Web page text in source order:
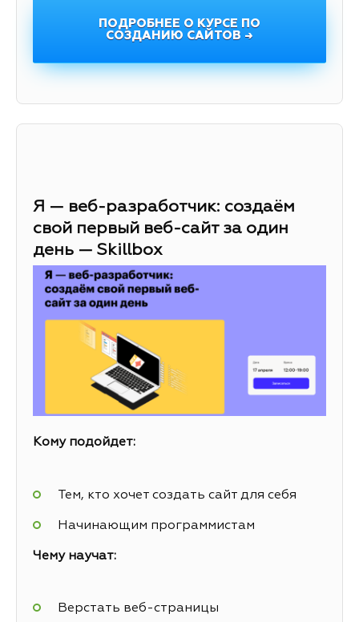
ПОДРОБНЕЕ О КУРСЕ ПО
СОЗДАНИЮ САЙТОВ →
Я — веб-разработчик: создаём
свой первый веб-сайт за один
день — Skillbox
Кому подойдет:
Тем, кто хочет создать сайт для себя
Начинающим программистам
Чему научат:
Верстать веб-страницы